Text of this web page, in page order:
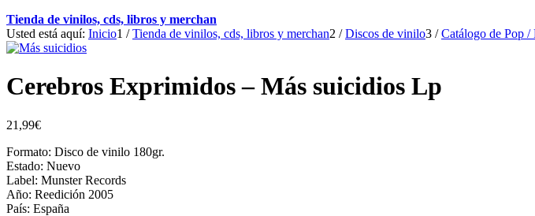
Tienda de vinilos, cds, libros y merchan
Usted está aquí: Inicio1 / Tienda de vinilos, cds, libros y merchan2 / Discos de vinilo3 / Catálogo de Pop
Cerebros Exprimidos – Más suicidios Lp
21,99€
Formato: Disco de vinilo 180gr.
Estado: Nuevo
Label: Munster Records
Año: Reedición 2005
País: España